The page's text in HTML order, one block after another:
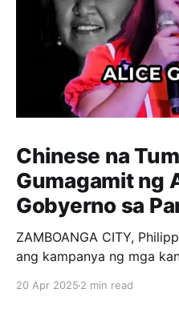
Chinese na
Gumagamit ng
Gobyerno sa
ZAMBOANGA CITY,
ang kampanya ng mga
isang Distrito sa Zamboanga City. Si Kat
20 Apr 2025 2 min read